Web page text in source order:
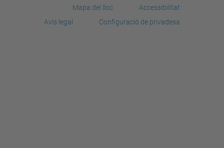
Mapa del lloc
Accessibilitat
Avís legal
Configuració de privadesa